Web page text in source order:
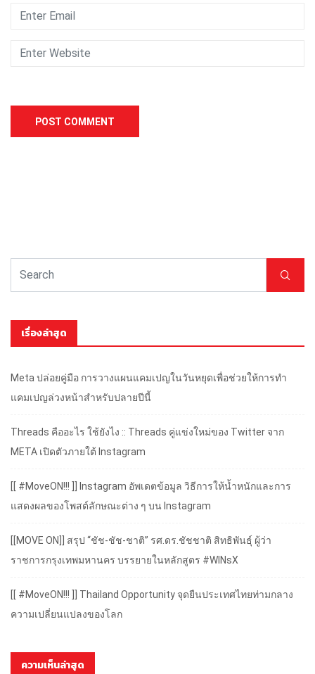
เรื่องล่าสุด
Meta ปล่อยคู่มือ การวางแผนแคมเปญในวันหยุดเพื่อช่วยให้การทำ
แคมเปญล่วงหน้าสำหรับปลายปีนี้
Threads คืออะไร ใช้ยังไง :: Threads คู่แข่งใหม่ของ Twitter จาก
META เปิดตัวภายใต้ Instagram
[[ #MoveON!!! ]] Instagram อัพเดตข้อมูล วิธีการให้น้ำหนักและการ
แสดงผลของโพสต์ลักษณะต่าง ๆ บน Instagram
[[MOVE ON]] สรุป “ชัช-ชัช-ชาติ” รศ.ดร.ชัชชาติ สิทธิพันธุ์ ผู้ว่า
ราชการกรุงเทพมหานคร บรรยายในหลักสูตร #WINsX
[[ #MoveON!!! ]] Thailand Opportunity จุดยืนประเทศไทยท่ามกลาง
ความเปลี่ยนแปลงของโลก
ความเห็นล่าสุด